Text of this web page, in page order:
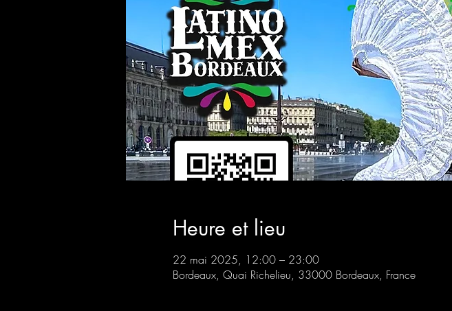
Heure et lieu
22 mai 2025, 12:00 – 23:00
Bordeaux, Quai Richelieu, 33000 Bordeaux, France